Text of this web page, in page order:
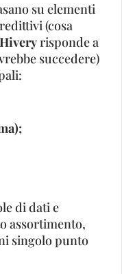
su elementi
(cosa
risponde a
succedere)
di dati e
assortimento,
singolo punto